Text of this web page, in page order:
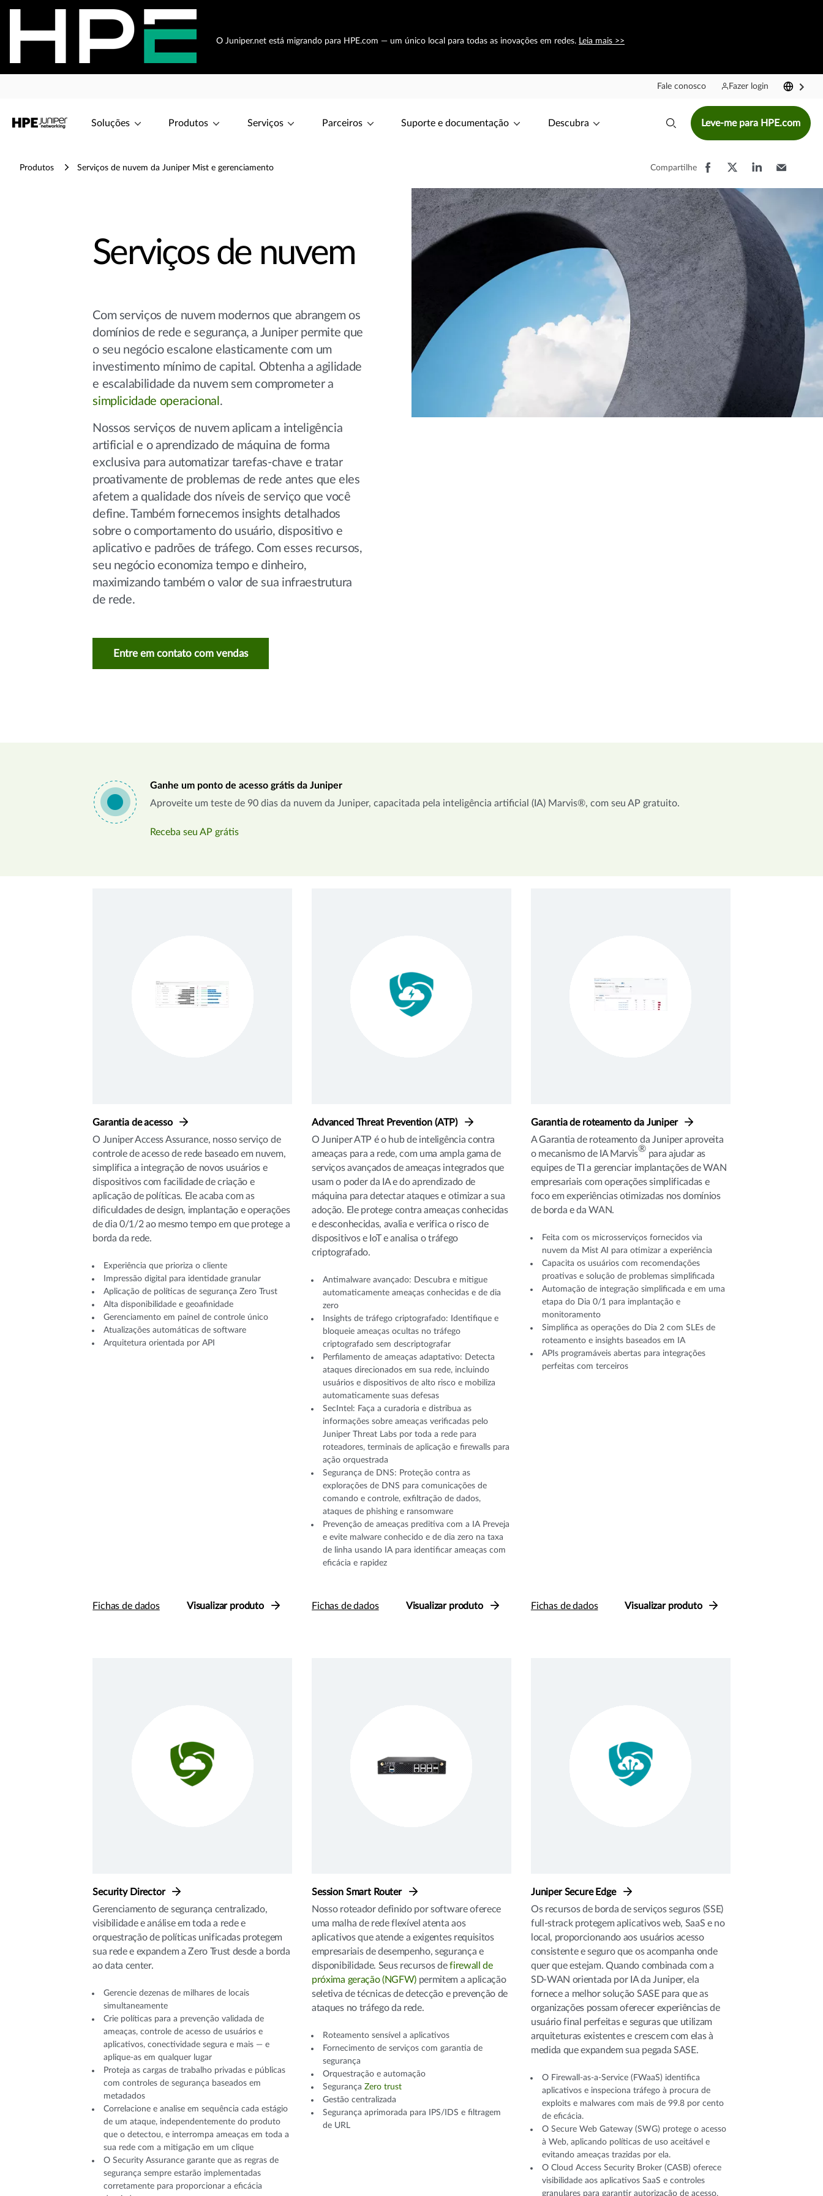
O Juniper.net está migrando para HPE.com — um único local para todas as inovações em redes. Leia mais >>
Fale conosco Fazer login
Soluções Produtos Serviços Parceiros Suporte e documentação Descubra Leve-me para HPE.com
Produtos Serviços de nuvem da Juniper Mist e gerenciamento Compartilhe
Serviços de nuvem
Com serviços de nuvem modernos que abrangem os
domínios de rede e segurança, a Juniper permite que
o seu negócio escalone elasticamente com um
investimento mínimo de capital. Obtenha a agilidade
e escalabilidade da nuvem sem comprometer a
simplicidade operacional .
Nossos serviços de nuvem aplicam a inteligência
artificial e o aprendizado de máquina de forma
exclusiva para automatizar tarefas-chave e tratar
proativamente de problemas de rede antes que eles
afetem a qualidade dos níveis de serviço que você
define. Também fornecemos insights detalhados
sobre o comportamento do usuário, dispositivo e
aplicativo e padrões de tráfego. Com esses recursos,
seu negócio economiza tempo e dinheiro,
maximizando também o valor de sua infraestrutura
de rede.
Entre em contato com vendas
Ganhe um ponto de acesso grátis da Juniper
Aproveite um teste de 90 dias da nuvem da Juniper, capacitada pela inteligência artificial (IA) Marvis®, com seu AP gratuito.
Receba seu AP grátis
Garantia de acesso
O Juniper Access Assurance, nosso serviço de
controle de acesso de rede baseado em nuvem,
simplifica a integração de novos usuários e
dispositivos com facilidade de criação e
aplicação de políticas. Ele acaba com as
dificuldades de design, implantação e operações
de dia 0/1/2 ao mesmo tempo em que protege a
borda da rede.
Experiência que prioriza o cliente
Impressão digital para identidade granular
Aplicação de políticas de segurança Zero Trust
Alta disponibilidade e geoafinidade
Gerenciamento em painel de controle único
Atualizações automáticas de software
Arquitetura orientada por API
Fichas de dados Visualizar produto
Advanced Threat Prevention (ATP)
O Juniper ATP é o hub de inteligência contra
ameaças para a rede, com uma ampla gama de
serviços avançados de ameaças integrados que
usam o poder da IA e do aprendizado de
máquina para detectar ataques e otimizar a sua
adoção. Ele protege contra ameaças conhecidas
e desconhecidas, avalia e verifica o risco de
dispositivos e IoT e analisa o tráfego
criptografado.
Antimalware avançado: Descubra e mitigue
automaticamente ameaças conhecidas e de dia
zero
Insights de tráfego criptografado: Identifique e
bloqueie ameaças ocultas no tráfego
criptografado sem descriptografar
Perfilamento de ameaças adaptativo: Detecta
ataques direcionados em sua rede, incluindo
usuários e dispositivos de alto risco e mobiliza
automaticamente suas defesas
SecIntel: Faça a curadoria e distribua as
informações sobre ameaças verificadas pelo
Juniper Threat Labs por toda a rede para
roteadores, terminais de aplicação e ﬁrewalls para
ação orquestrada
Segurança de DNS: Proteção contra as
explorações de DNS para comunicações de
comando e controle, exfiltração de dados,
ataques de phishing e ransomware
Prevenção de ameaças preditiva com a IA Preveja
e evite malware conhecido e de dia zero na taxa
de linha usando IA para identificar ameaças com
eficácia e rapidez
Fichas de dados Visualizar produto
Garantia de roteamento da Juniper
A Garantia de roteamento da Juniper aproveita
o mecanismo de IA Marvis® para ajudar as
equipes de TI a gerenciar implantações de WAN
empresariais com operações simplificadas e
foco em experiências otimizadas nos domínios
de borda e da WAN.
Feita com os microsserviços fornecidos via
nuvem da Mist AI para otimizar a experiência
Capacita os usuários com recomendações
proativas e solução de problemas simplificada
Automação de integração simplificada e em uma
etapa do Dia 0/1 para implantação e
monitoramento
Simplifica as operações do Dia 2 com SLEs de
roteamento e insights baseados em IA
APIs programáveis abertas para integrações
perfeitas com terceiros
Fichas de dados Visualizar produto
Security Director
Gerenciamento de segurança centralizado,
visibilidade e análise em toda a rede e
orquestração de políticas unificadas protegem
sua rede e expandem a Zero Trust desde a borda
ao data center.
Gerencie dezenas de milhares de locais
simultaneamente
Crie políticas para a prevenção validada de
ameaças, controle de acesso de usuários e
aplicativos, conectividade segura e mais — e
aplique-as em qualquer lugar
Proteja as cargas de trabalho privadas e públicas
com controles de segurança baseados em
metadados
Correlacione e analise em sequência cada estágio
de um ataque, independentemente do produto
que o detectou, e interrompa ameaças em toda a
sua rede com a mitigação em um clique
O Security Assurance garante que as regras de
segurança sempre estarão implementadas
corretamente para proporcionar a eficácia
Session Smart Router
Nosso roteador definido por software oferece
uma malha de rede flexível atenta aos
aplicativos que atende a exigentes requisitos
empresariais de desempenho, segurança e
disponibilidade. Seus recursos defirewall de
próxima geração (NGFW) permitem a aplicação
seletiva de técnicas de detecção e prevenção de
ataques no tráfego da rede.
Roteamento sensível a aplicativos
Fornecimento de serviços com garantia de
segurança
Orquestração e automação
SegurançaZero trust
Gestão centralizada
Segurança aprimorada para IPS/IDS e filtragem
de URL
Juniper Secure Edge
Os recursos de borda de serviços seguros (SSE)
full-strack protegem aplicativos web, SaaS e no
local, proporcionando aos usuários acesso
consistente e seguro que os acompanha onde
quer que estejam. Quando combinada com a
SD-WAN orientada por IA da Juniper, ela
fornece a melhor solução SASE para que as
organizações possam oferecer experiências de
usuário final perfeitas e seguras que utilizam
arquiteturas existentes e crescem com elas à
medida que expandem sua pegada SASE.
O Firewall-as-a-Service (FWaaS) identifica
aplicativos e inspeciona tráfego à procura de
exploits e malwares com mais de 99.8 por cento
de eficácia.
O Secure Web Gateway (SWG) protege o acesso
à Web, aplicando políticas de uso aceitável e
evitando ameaças trazidas por ela.
O Cloud Access Security Broker (CASB) oferece
visibilidade aos aplicativos SaaS e controles
granulares para garantir autorização de acesso,